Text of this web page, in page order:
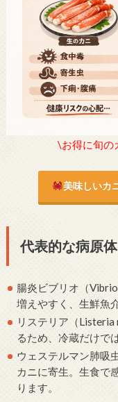
\お得に旬の
美味しいカ
代表的な病原
腸炎ビブリオ（
増えやすく、生鮮魚
リステリア（
るため、冷蔵だけで
ウェステルマン肺吸
カニに寄生。生食で
ります。